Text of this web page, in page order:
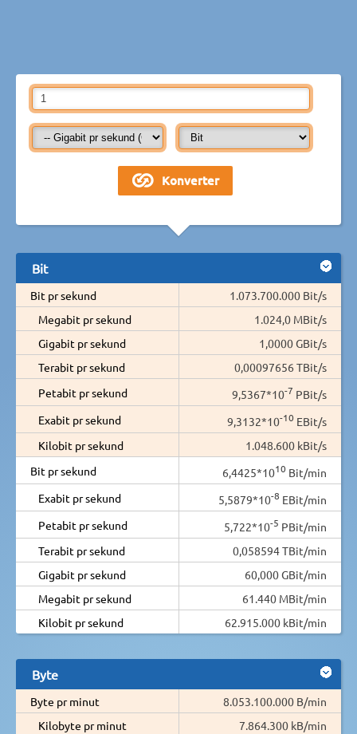
Bit
Bit pr sekund
1.073.700.000 Bit/s
Megabit pr sekund
1.024,0 MBit/s
Gigabit pr sekund
1,0000 GBit/s
Terabit pr sekund
0,00097656 TBit/s
Petabit pr sekund
9,5367*10-7 PBit/s
Exabit pr sekund
9,3132*10-10 EBit/s
Kilobit pr sekund
1.048.600 kBit/s
Bit pr sekund
6,4425*1010 Bit/min
Exabit pr sekund
5,5879*10-8 EBit/min
Petabit pr sekund
5,722*10-5 PBit/min
Terabit pr sekund
0,058594 TBit/min
Gigabit pr sekund
60,000 GBit/min
Megabit pr sekund
61.440 MBit/min
Kilobit pr sekund
62.915.000 kBit/min
Byte
Byte pr minut
8.053.100.000 B/min
Kilobyte pr minut
7.864.300 kB/min